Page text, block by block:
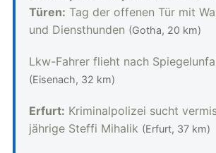
Türen: Tag der offenen Tür mit
und Diensthunden (Gotha, 20 km)
Lkw-Fahrer flieht nach
(Eisenach, 32 km)
Erfurt: Kriminalpolizei sucht
jährige Steffi Mihalik (Erfurt, 37 km)